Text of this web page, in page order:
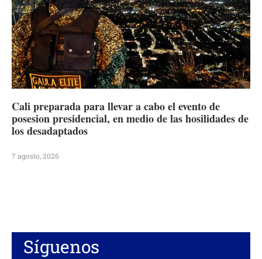
Cali preparada para llevar a cabo el evento de
posesion presidencial, en medio de las hosilidades de
los desadaptados
7 agosto, 2026
Síguenos